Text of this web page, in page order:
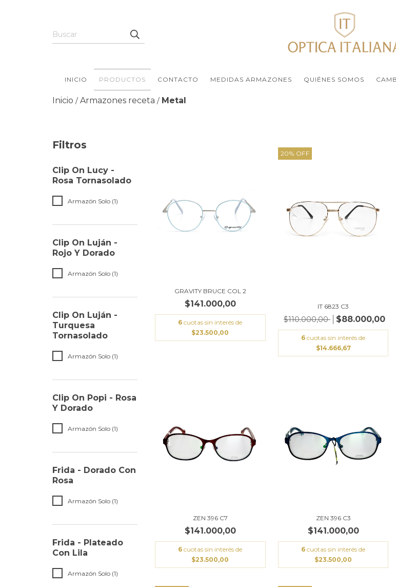
INICIO PRODUCTOS CONTACTO MEDIDAS ARMAZONES QUIÉNES SOMOS
Inicio / Armazones receta / Metal
Filtros
Clip On Lucy -
Rosa Tornasolado
Armazón Solo (1)
Clip On Luján -
Rojo Y Dorado
Armazón Solo (1)
Clip On Luján -
Turquesa
Tornasolado
Armazón Solo (1)
Clip On Popi - Rosa
Y Dorado
Armazón Solo (1)
Frida - Dorado Con
Rosa
Armazón Solo (1)
Frida - Plateado
Con Lila
Armazón Solo (1)
GRAVITY BRUCE COL 2
$141.000,00
6 cuotas sin interés de
$23.500,00
20% OFF
IT 6823 C3
$110.000,00 $88.000,00
6 cuotas sin interés de
$14.666,67
ZEN 396 C7
$141.000,00
6 cuotas sin interés de
$23.500,00
ZEN 396 C3
$141.000,00
6 cuotas sin interés de
$23.500,00